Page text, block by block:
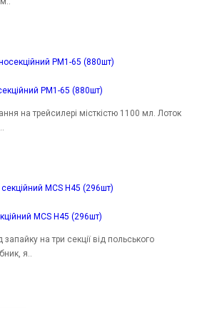
PM1-65 (880шт)
на трейсилері місткістю 1100 мл. Лоток
MCS H45 (296шт)
на три секції від польського
я..